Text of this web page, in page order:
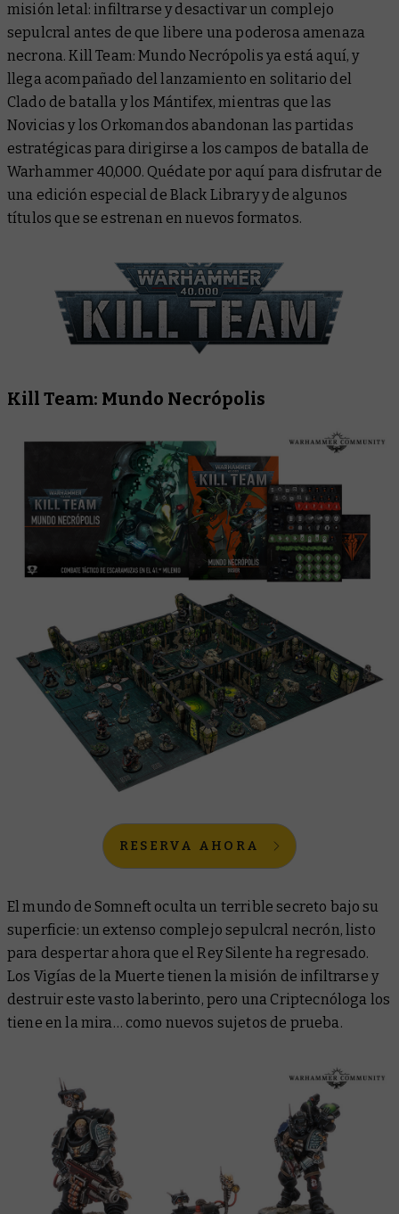
Black Library
misión letal: infiltrarse y desactivar un complejo
sepulcral antes de que libere una poderosa amenaza
necrona. Kill Team: Mundo Necrópolis ya está aquí, y
llega acompañado del lanzamiento en solitario del
Clado de batalla y los Mántifex, mientras que las
Novicias y los Orkomandos abandonan las partidas
estratégicas para dirigirse a los campos de batalla de
Warhammer 40,000. Quédate por aquí para disfrutar de
una edición especial de Black Library y de algunos
títulos que se estrenan en nuevos formatos.
Kill Team: Mundo Necrópolis
RESERVA AHORA
El mundo de Somneft oculta un terrible secreto bajo su
superficie: un extenso complejo sepulcral necrón, listo
para despertar ahora que el Rey Silente ha regresado.
Los Vigías de la Muerte tienen la misión de infiltrarse y
destruir este vasto laberinto, pero una Criptecnóloga los
tiene en la mira… como nuevos sujetos de prueba.